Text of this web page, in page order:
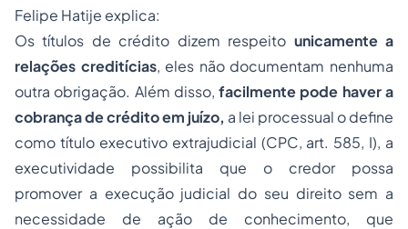
Felipe Hatije explica:
Os títulos de crédito dizem respeito unicamente a
relações creditícias, eles não documentam nenhuma
outra obrigação. Além disso,facilmente pode haver a
cobrança de crédito em juízo, a lei processual o define
como título executivo extrajudicial (CPC, art. 585, I), a
executividade possibilita que o credor possa
promover a execução judicial do seu direito sem a
necessidade de ação de conhecimento, que